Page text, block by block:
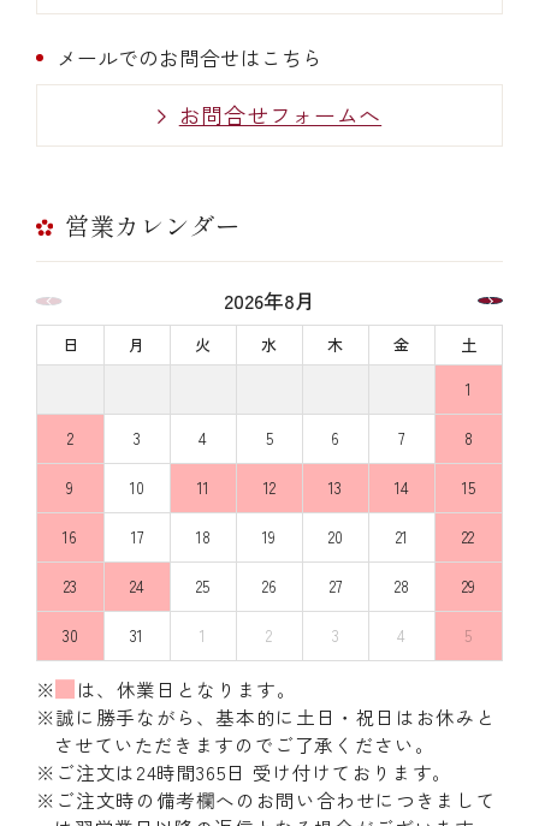
メールでのお問合せはこちら
お問合せフォームへ
営業カレンダー
2026年8月
日 月 火 水 木 金
土
1
2 3 4 5 6 7 8
9 10 11 12 13 14 15
16 17 18 19 20 21 22
23 24 25 26 27 28 29
30 31 1 2 3 4 5
※
は、休業日となります。
※誠に勝手ながら、基本的に土日・祝日はお休みと
させていただきますのでご了承ください。
※ご注文は24時間365日 受け付けております。
※ご注文時の備考欄へのお問い合わせにつきまして